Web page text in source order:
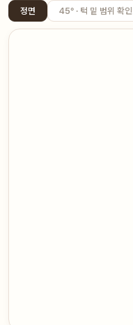
정면 45° · 턱 밑 범위 확인